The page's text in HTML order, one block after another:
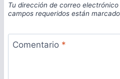
Tu dirección de correo
campos requeridos están
Comentario *